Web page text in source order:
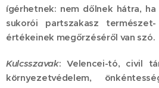
ígérhetnek: nem dőlnek hátra,
sukorói partszakasz
értékeinek megőrzéséről van szó.
Kulcsszavak: Velencei-tó, civil
környezetvédelem,